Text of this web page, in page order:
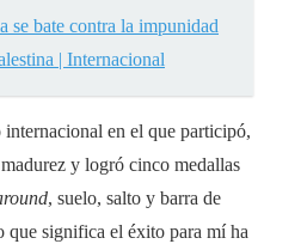
se bate contra la impunidad
| Internacional
en el que participó,
y logró cinco medallas
, suelo, salto y barra de
que significa el éxito para mí ha